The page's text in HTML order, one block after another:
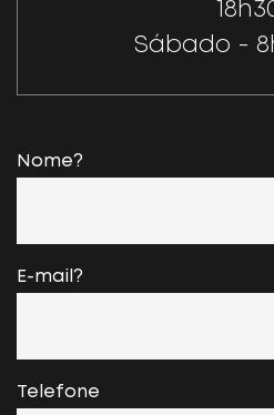
Sábado -
Nome?
E-mail?
Telefone